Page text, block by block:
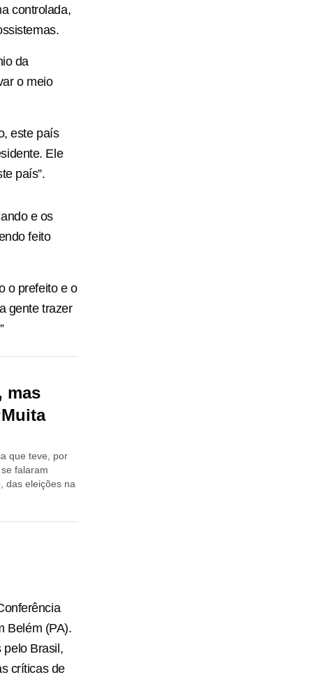
controlada,
da
o meio
este país
Ele
país”.
e os
feito
o prefeito e o
gente trazer
mas
que teve, por
falaram
das eleições na
Belém (PA).
pelo Brasil,
críticas de